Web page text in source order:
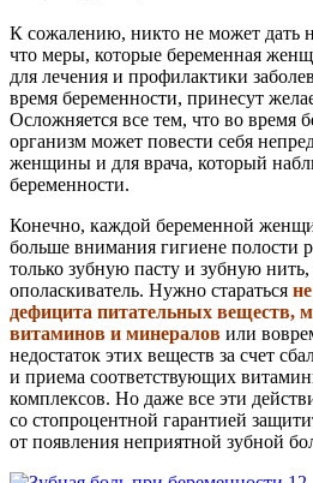
К сожалению, никто не может дать
что меры, которые беременная
для лечения и профилактики
время беременности, принесут
Осложняется все тем, что во время
организм может повести себя
женщины и для врача, который
беременности.
Конечно, каждой беременной
больше внимания гигиене полости
только зубную пасту и зубную
ополаскиватель. Нужно стараться
дефицита питательных веществ,
витаминов и минералов или
недостаток этих веществ за счет
и приема соответствующих
комплексов. Но даже все эти
со стопроцентной гарантией
от появления неприятной зубной